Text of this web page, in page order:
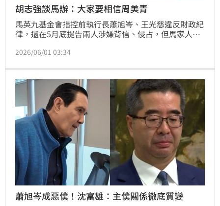
胡志強談馬辦：大家要相信周美青
馬英九基金會指控前執行長蕭旭岑、王光慈違反財政紀
律，還在5月底提告兩人涉嫌背信、侵占，但馬家人已
發聲稱，夫人周美青以及大姊馬以南的聲明事先沒有經
對於馬辦風波，前台中市長胡志強今（1）日表示，這
事應該盡快結束，認為馬家人會自己解決，「周美青會
好好解決這個事，大家要相信她」。
2026/06/01 03:34
蕭旭岑成惡僕！沈富雄：主僕關係徹底質變